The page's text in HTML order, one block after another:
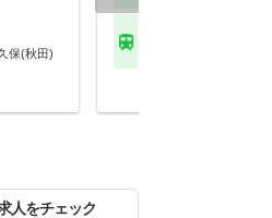
保(秋田)
人をチェック